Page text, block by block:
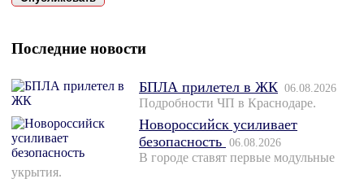
Последние новости
БПЛА прилетел в ЖК 06.08.2026
Подробности ЧП в Краснодаре.
Новороссийск усиливает
безопасность 06.08.2026
В городе ставят первые модульные
укрытия.